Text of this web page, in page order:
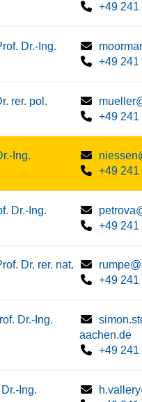
+49 241
Dr.-Ing.
+49 241
rer. pol.
+49 241
Ing.
+49 241
Dr.-Ing.
+49 241
Dr. rer. nat.
+49 241
Dr.-Ing.
aachen.de
+49 241
Ing.